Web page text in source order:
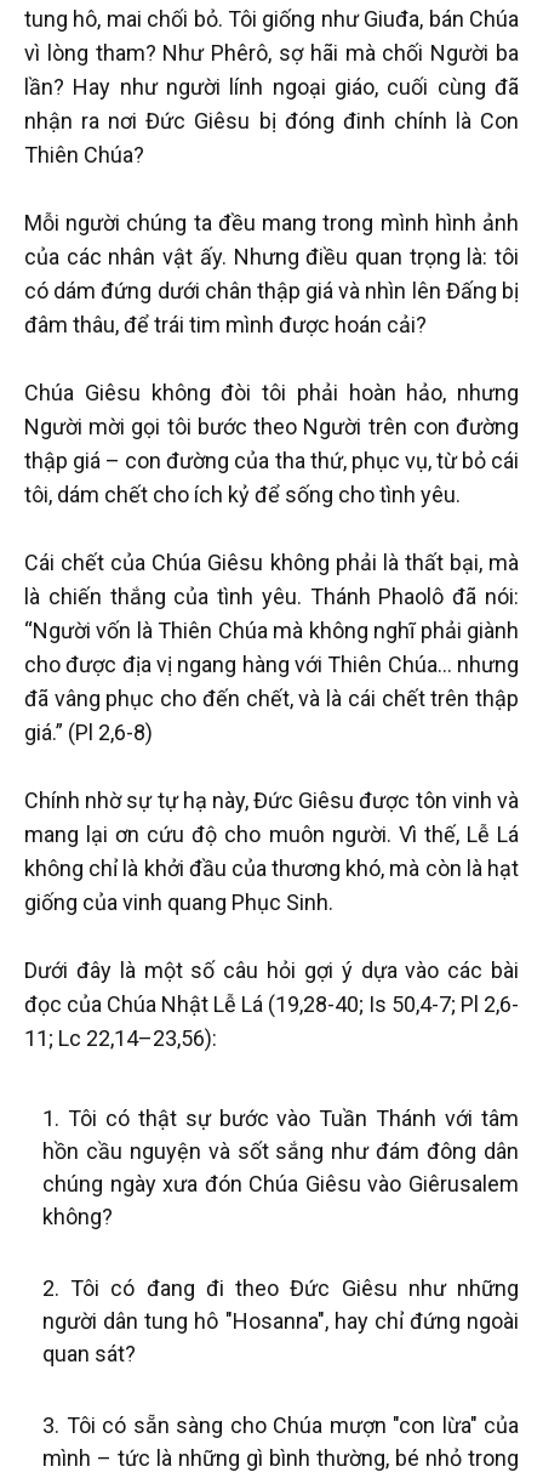
tung hô, mai chối bỏ. Tôi giống như Giuđa, bán Chúa
vì lòng tham? Như Phêrô, sợ hãi mà chối Người ba
lần? Hay như người lính ngoại giáo, cuối cùng đã
nhận ra nơi Đức Giêsu bị đóng đinh chính là Con
Thiên Chúa?
Mỗi người chúng ta đều mang trong mình hình ảnh
của các nhân vật ấy. Nhưng điều quan trọng là: tôi
có dám đứng dưới chân thập giá và nhìn lên Đấng bị
đâm thâu, để trái tim mình được hoán cải?
Chúa Giêsu không đòi tôi phải hoàn hảo, nhưng
Người mời gọi tôi bước theo Người trên con đường
thập giá – con đường của tha thứ, phục vụ, từ bỏ cái
tôi, dám chết cho ích kỷ để sống cho tình yêu.
Cái chết của Chúa Giêsu không phải là thất bại, mà
là chiến thắng của tình yêu. Thánh Phaolô đã nói:
“Người vốn là Thiên Chúa mà không nghĩ phải giành
cho được địa vị ngang hàng với Thiên Chúa… nhưng
đã vâng phục cho đến chết, và là cái chết trên thập
giá.” (Pl 2,6-8)
Chính nhờ sự tự hạ này, Đức Giêsu được tôn vinh và
mang lại ơn cứu độ cho muôn người. Vì thế, Lễ Lá
không chỉ là khởi đầu của thương khó, mà còn là hạt
giống của vinh quang Phục Sinh.
Dưới đây là một số câu hỏi gợi ý dựa vào các bài
đọc của Chúa Nhật Lễ Lá (19,28-40; Is 50,4-7; Pl 2,6-
11; Lc 22,14–23,56):
Tôi có thật sự bước vào Tuần Thánh với tâm
hồn cầu nguyện và sốt sắng như đám đông dân
chúng ngày xưa đón Chúa Giêsu vào Giêrusalem
không?
Tôi có đang đi theo Đức Giêsu như những
người dân tung hô "Hosanna", hay chỉ đứng ngoài
quan sát?
Tôi có sẵn sàng cho Chúa mượn "con lừa" của
mình – tức là những gì bình thường, bé nhỏ trong